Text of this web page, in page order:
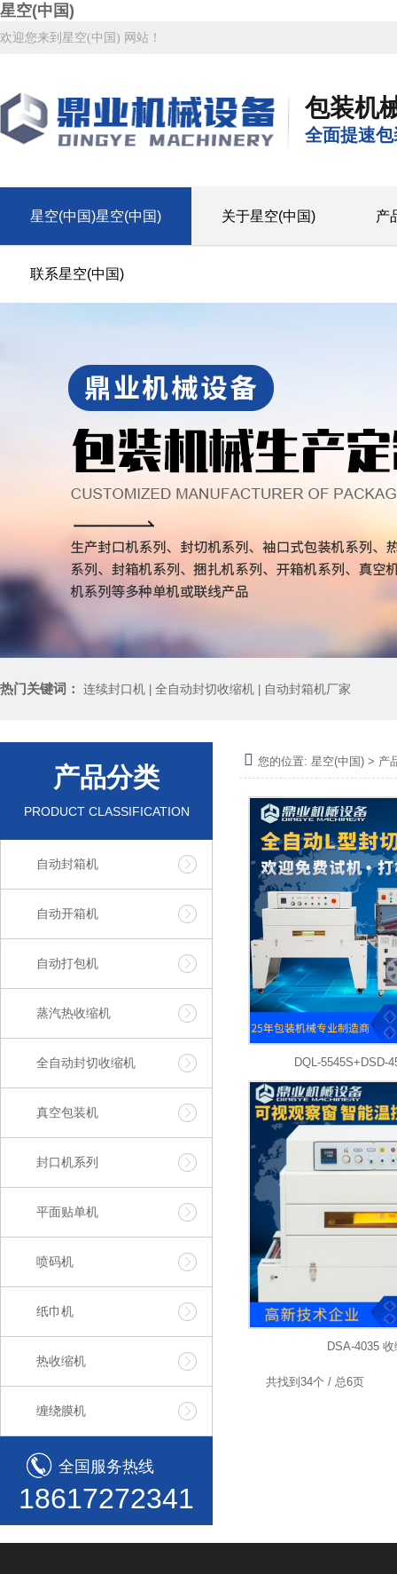
星空(中国)
欢迎您来到星空(中国) 网站！
包装机
全面提速
星空(中国)星空(中国) 关于星空(中国) 产
联系星空(中国)
热门关键词： 连续封口机 全自动封切收缩机 自动封箱机厂家
产品分类
PRODUCT CLASSIFICATION
自动封箱机
自动开箱机
自动打包机
蒸汽热收缩机
全自动封切收缩机
真空包装机
封口机系列
平面贴单机
喷码机
纸巾机
热收缩机
缠绕膜机
全国服务热线
18617272341
您的位置: 星空(中国) > 产
DQL-5545S+DSD-
DSA-4035
共找到34个 / 总6页